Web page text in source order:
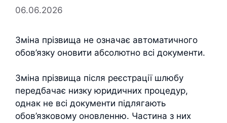
06.06.2026
Зміна прізвища не означає автоматичного
обов’язку оновити абсолютно всі документи.
Зміна прізвища після реєстрації шлюбу
передбачає низку юридичних процедур,
однак не всі документи підлягають
обов’язковому оновленню. Частина з них